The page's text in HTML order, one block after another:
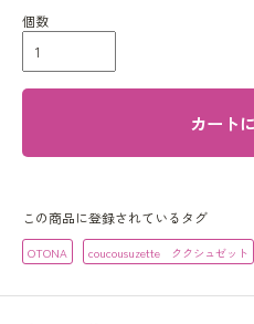
個数
カート
この商品に登録されているタグ
OTONA coucousuzette ククシュゼット